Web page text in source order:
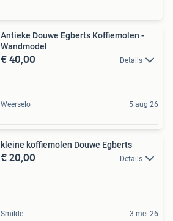
Antieke Douwe Egberts Koffiemolen -
Wandmodel
€ 40,00 Details
Weerselo 5 aug 26
kleine koffiemolen Douwe Egberts
€ 20,00 Details
Smilde 3 mei 26